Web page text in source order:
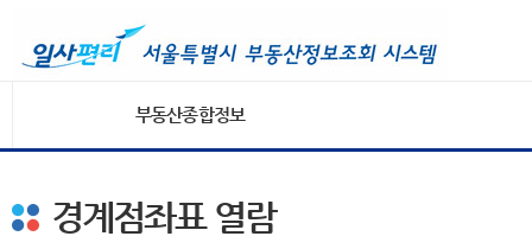
부동산종합정보
경계점좌표 열람